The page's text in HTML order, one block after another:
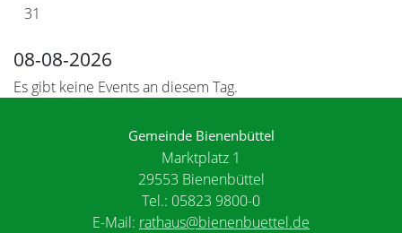
31
08-08-2026
Es gibt keine Events an diesem Tag.
Gemeinde Bienenbüttel
Marktplatz 1
29553 Bienenbüttel
Tel.: 05823 9800-0
E-Mail: rathaus@bienenbuettel.de